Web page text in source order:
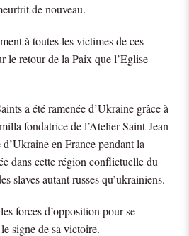
de nouveau.
à toutes les victimes de ces
le retour de la Paix que l’Eglise
a été ramenée d’Ukraine grâce à
fondatrice de l’Atelier Saint-Jean-
en France pendant la
dans cette région conflictuelle du
slaves autant russes qu’ukrainiens.
forces d’opposition pour se
signe de sa victoire.